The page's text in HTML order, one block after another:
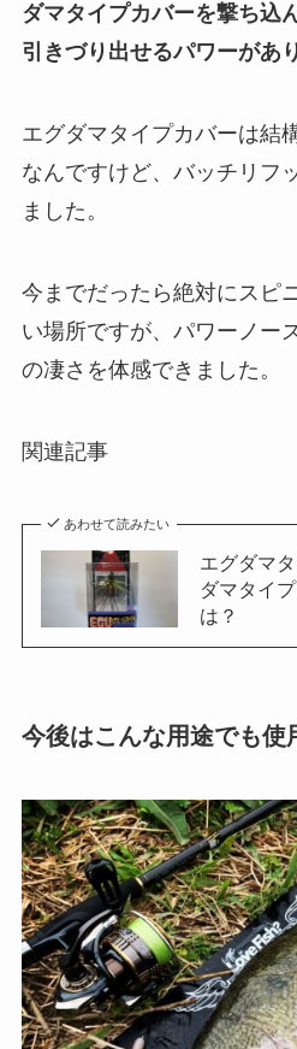
ダマタイプカバーを撃ち込
引きづり出せるパワーがあ
エグダマタイプカバーは結
なんですけど、バッチリフ
ました。
今までだったら絶対にスピ
い場所ですが、パワーノー
の凄さを体感できました。
関連記事
あわせて読みたい
エグダマ
ダマタイ
は？
今後はこんな用途でも使